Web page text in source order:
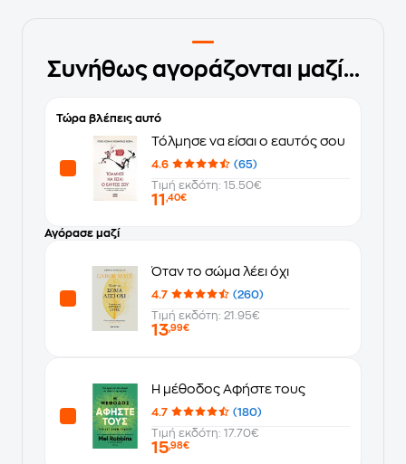
Συνήθως αγοράζονται μαζί...
Τώρα βλέπεις αυτό
Τόλμησε να είσαι ο εαυτός σου
4.6
(65)
Τιμή εκδότη: 15.50€
11 ,40€
Αγόρασε μαζί
Όταν το σώμα λέει όχι
4.7
(260)
Τιμή εκδότη: 21.95€
13,99€
Η μέθοδος Αφήστε τους
4.7
(180)
Τιμή εκδότη: 17.70€
15,98€